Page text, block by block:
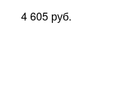
4 605 руб.